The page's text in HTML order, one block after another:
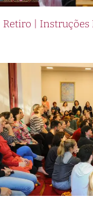
Retiro | Instruções